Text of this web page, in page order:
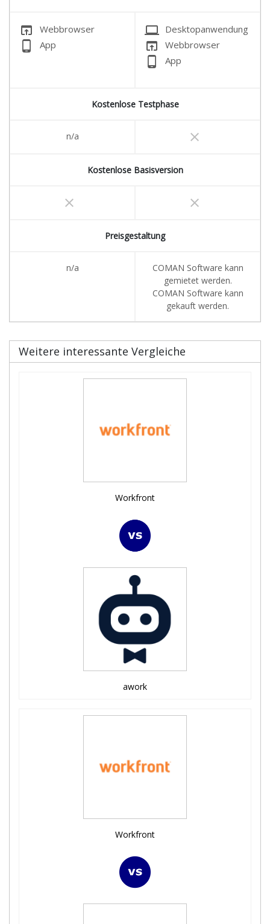
open_in_browser Webbrowser
phone_android App
laptop Desktopanwendung
open_in_browser Webbrowser
phone_android App
Kostenlose Testphase
n/a clear
Kostenlose Basisversion
clear clear
Preisgestaltung
n/a
COMAN Software kann
gemietet werden.
COMAN Software kann
gekauft werden.
Weitere interessante Vergleiche
Workfront
awork
Workfront